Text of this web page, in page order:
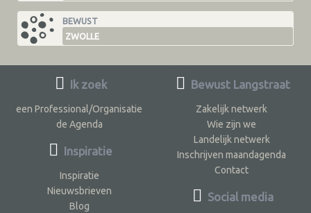
BEWUST
ZWOLLE
Ik zoek
een Professional/Organisatie
de Agenda
Inspiratie
Inspiratie
Nieuwsbrieven
Blog
Bewust Langstraat
Zakelijk netwerk
Wie zijn we
Landelijk netwerk
Inschrijven maandagenda
Contact
Social media